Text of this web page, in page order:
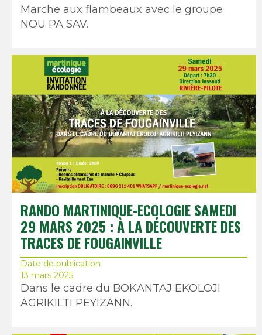
Marche aux flambeaux avec le groupe
NOU PA SAV.
RANDO MARTINIQUE-ECOLOGIE SAMEDI
29 MARS 2025 : À LA DÉCOUVERTE DES
TRACES DE FOUGAINVILLE
Date de publication
13 mars 2025
Dans le cadre du BOKANTAJ EKOLOJI
AGRIKILTI PEYIZANN.